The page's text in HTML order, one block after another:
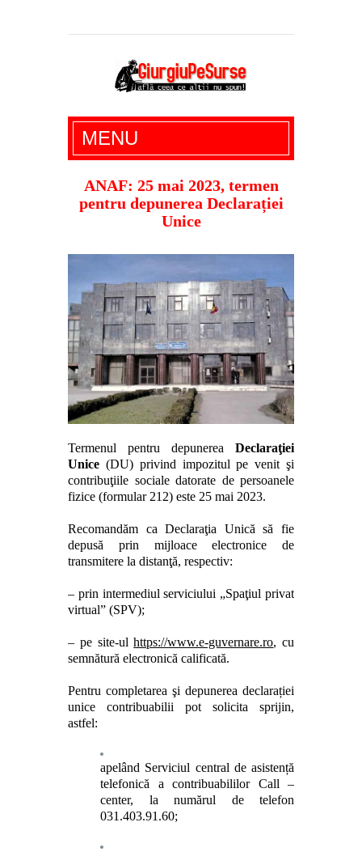
Giurgiu Pe Surse – actualitate giurgiu,
administratie giurgiu, stiri politice, social
economic, editoriale giurgiu, dezvaluiri,
soc, cancan, stiri locale
MENU
ANAF: 25 mai 2023, termen
pentru depunerea Declarației
Unice
Termenul pentru depunerea Declaraţiei
Unice (DU) privind impozitul pe venit şi
contribuţiile sociale datorate de persoanele
fizice (formular 212) este 25 mai 2023.
Recomandăm ca Declaraţia Unică să fie
depusă prin mijloace electronice de
transmitere la distanţă, respectiv:
– prin intermediul serviciului „Spaţiul privat
virtual” (SPV);
– pe site-ulhttps://www.e-guvernare.ro, cu
semnătură electronică calificată.
Pentru completarea şi depunerea declarației
unice contribuabilii pot solicita sprijin,
astfel:
apelând Serviciul central de asistență
telefonică a contribuabililor
Call –
center, la numărul de telefon
031.403.91.60;